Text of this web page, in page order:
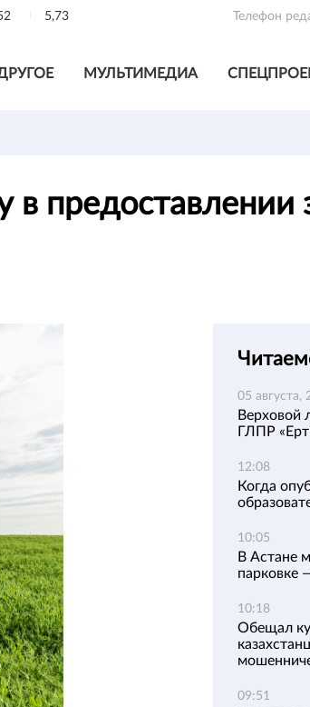
5,73 Телефон
МУЛЬТИМЕДИА
в предоставлении
05 августа,
Верховой
ГЛПР
12:08
Когда
10:05
В Астане
парковке
10:18
Обещал
09:51